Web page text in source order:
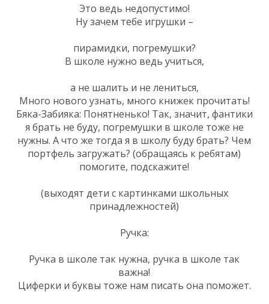
Это ведь недопустимо!
Ну зачем тебе игрушки –
пирамидки, погремушки?
В школе нужно ведь учиться,
а не шалить и не лениться,
Много нового узнать, много книжек прочитать!
Бяка-Забияка: Понятненько! Так, значит, фантики
я брать не буду, погремушки в школе тоже не
нужны. А что же тогда я в школу буду брать? Чем
портфель загружать? (обращаясь к ребятам)
помогите, подскажите!
(выходят дети с картинками школьных
принадлежностей)
Ручка:
Ручка в школе так нужна, ручка в школе так
важна!
Циферки и буквы тоже нам писать она поможет.